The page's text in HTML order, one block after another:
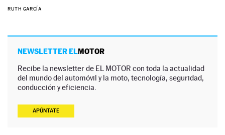
RUTH GARCÍA
NEWSLETTER ELMOTOR
Recibe la newsletter de EL MOTOR con toda la actualidad
del mundo del automóvil y la moto, tecnología, seguridad,
conducción y eficiencia.
APÚNTATE